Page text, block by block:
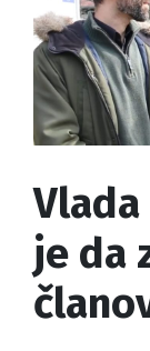
je da